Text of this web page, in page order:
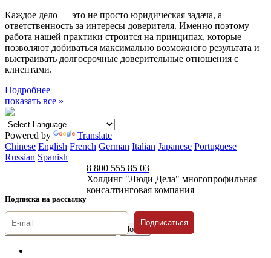
Каждое дело — это не просто юридическая задача, а
ответственность за интересы доверителя. Именно поэтому
работа нашей практики строится на принципах, которые
позволяют добиваться максимально возможного результата и
выстраивать долгосрочные доверительные отношения с
клиентами.
Подробнее
показать все »
Powered by
Translate
Chinese English French German Italian Japanese Portuguese
Russian Spanish
Подписка на рассылку
8 800 555 85 03
Холдинг "Люди Дела" многопрофильная
консалтинговая компания
Подписаться